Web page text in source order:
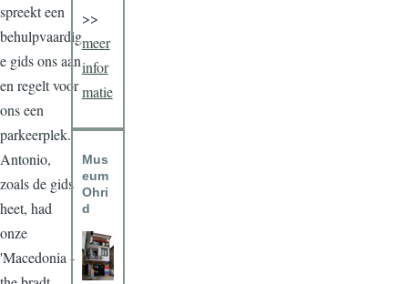
spreekt een
behulpvaardig
e gids ons aan
en regelt voor
ons een
parkeerplek.
Antonio,
zoals de gids
heet, had
onze
'Macedonia -
>>
meer
infor
matie
Mus
eum
Ohri
d